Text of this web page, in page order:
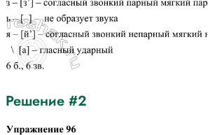
Решение #2